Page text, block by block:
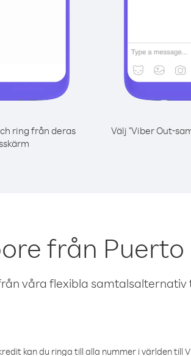
ring från deras
Välj "Viber Out-
från Puerto
våra flexibla samtalsalternativ
kan du ringa till alla nummer i världen till